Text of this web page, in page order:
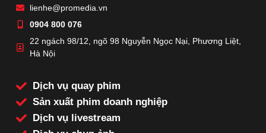
lienhe@promedia.vn
0904 800 076
22 ngách 98/12, ngõ 98 Nguyễn Ngọc Nại, Phương Liệt,
Hà Nội
Dịch vụ quay phim
Sản xuất phim doanh nghiệp
Dịch vụ livestream